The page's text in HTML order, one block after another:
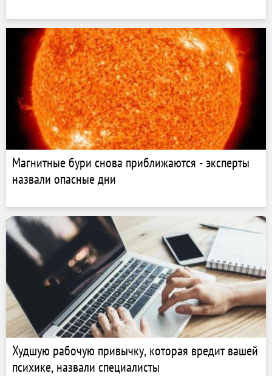
Магнитные бури снова приближаются - эксперты
назвали опасные дни
Худшую рабочую привычку, которая вредит вашей
психике, назвали специалисты